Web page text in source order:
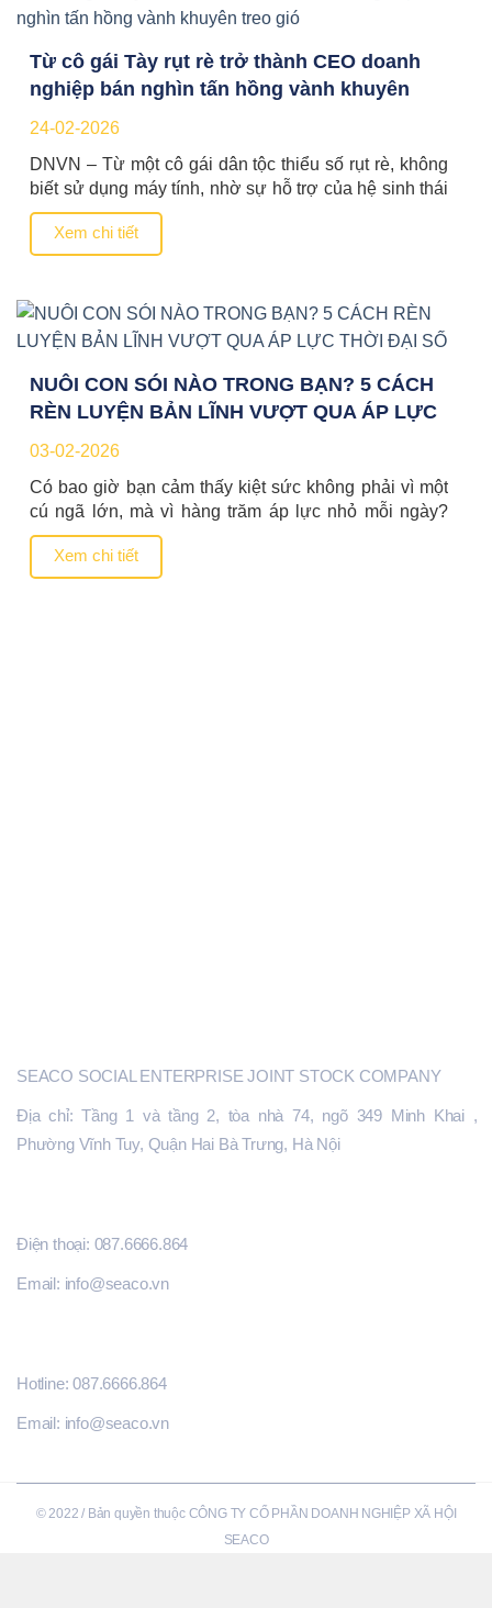
Từ cô gái Tày rụt rè trở thành CEO doanh
nghiệp bán nghìn tấn hồng vành khuyên
treo gió
24-02-2026
DNVN – Từ một cô gái dân tộc thiểu số rụt rè, không
biết sử dụng máy tính, nhờ sự hỗ trợ của hệ sinh thái
khởi nghiệp, Vương Thị Thương – Giám đốc Hợp tác
xã Nông sản Toàn Thương đã đưa đặc sản hồng
vành khuyên treo gió tăng giá trị gấp 20 […]
Xem chi tiết
NUÔI CON SÓI NÀO TRONG BẠN? 5 CÁCH
RÈN LUYỆN BẢN LĨNH VƯỢT QUA ÁP LỰC
THỜI ĐẠI SỐ
03-02-2026
Có bao giờ bạn cảm thấy kiệt sức không phải vì một
cú ngã lớn, mà vì hàng trăm áp lực nhỏ mỗi ngày?
Một lời chê bai, một dự án thất bại, hay áp lực đồng
trang lứa trên mạng xã hội… Tất cả đang âm thầm
“nuôi lớn” những cảm xúc tiêu cực […]
Xem chi tiết
SEACO SOCIAL ENTERPRISE JOINT STOCK COMPANY
Địa chỉ: Tầng 1 và tầng 2, tòa nhà 74, ngõ 349 Minh Khai ,
Phường Vĩnh Tuy, Quận Hai Bà Trưng, Hà Nội
Điện thoại: 087.6666.864
Email: info@seaco.vn
Hotline: 087.6666.864
Email: info@seaco.vn
© 2022 / Bản quyền thuộc CÔNG TY CỔ PHẦN DOANH NGHIỆP XÃ HỘI
SEACO